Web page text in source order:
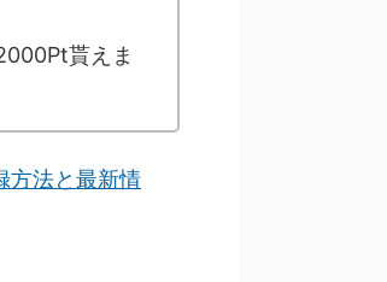
貰えま
方法と最新情